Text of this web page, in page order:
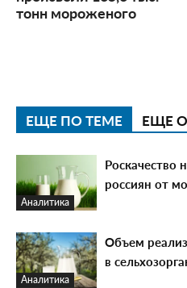
тонн мороженого
ЕЩЕ ПО ТЕМЕ ЕЩЕ
Аналитика
Роскачество
россиян от
Аналитика
Объем
в